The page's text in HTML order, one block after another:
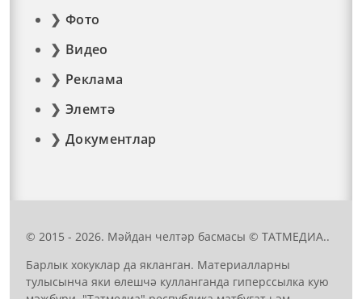
Фото
Видео
Реклама
Элемтә
Документлар
© 2015 - 2026. Мәйдан челтәр басмасы © ТАТМЕДИА..
Барлык хокуклар да якланган. Материалларны
тулысынча яки өлешчә кулланганда гиперссылка кую